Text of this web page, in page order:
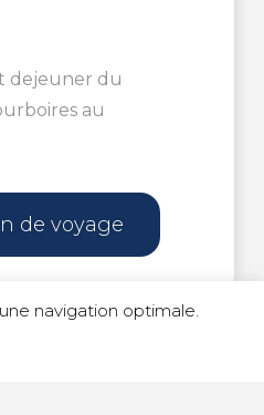
dejeuner du
au
de voyage
navigation optimale.